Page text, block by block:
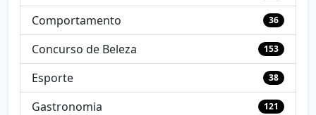
Comportamento 36
Concurso de Beleza 153
Esporte 38
Gastronomia 121